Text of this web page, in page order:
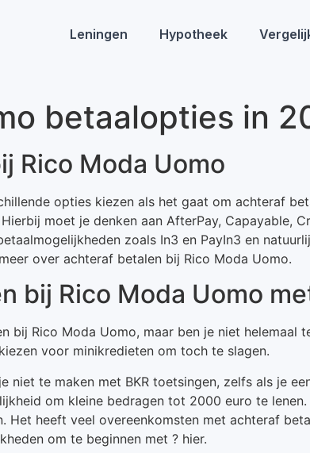
Leningen Hypotheek
betaalopties in
Rico Moda Uomo
opties kiezen als het gaat om achteraf
moet je denken aan AfterPay, Capayable,
zoals In3 en PayIn3 en
over achteraf betalen bij Rico Moda Uomo.
bij Rico Moda Uomo
bij Rico Moda Uomo, maar ben je niet
voor minikredieten om toch te slagen.
niet te maken met BKR toetsingen, zelfs als je
om kleine bedragen tot 2000 euro te
Het heeft veel overeenkomsten met achteraf
om te beginnen met ? hier.